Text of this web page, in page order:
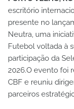
escritório
presente no
Neutra, uma
Futebol voltada à
participação da
2026.O evento foi
CBF e reuniu
parceiros